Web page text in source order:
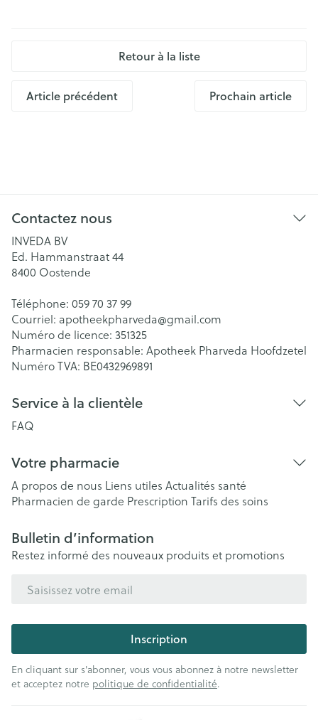
Retour à la liste
Article précédent Prochain article
Contactez nous
INVEDA BV
Ed. Hammanstraat 44
8400 Oostende
Téléphone: 059 70 37 99
Courriel: apotheekpharveda@gmail.com
Numéro de licence: 351325
Pharmacien responsable: Apotheek Pharveda Hoofdzetel
Numéro TVA: BE0432969891
Service à la clientèle
FAQ
Votre pharmacie
A propos de nous Liens utiles Actualités santé
Pharmacien de garde Prescription Tarifs des soins
Bulletin d’information
Restez informé des nouveaux produits et promotions
Inscription
En cliquant sur s'abonner, vous vous abonnez à notre newsletter
et acceptez notre politique de confidentialité.